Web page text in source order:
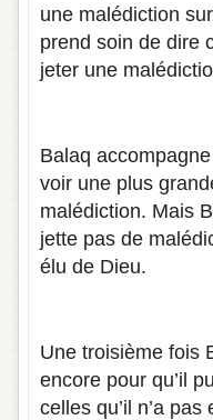
une malédiction
prend soin de dire
jeter une
Balaq
voir une plus
malédiction. Mais
jette pas de
élu de Dieu.
Une troisième fois
encore pour qu’il
celles qu’il n’a